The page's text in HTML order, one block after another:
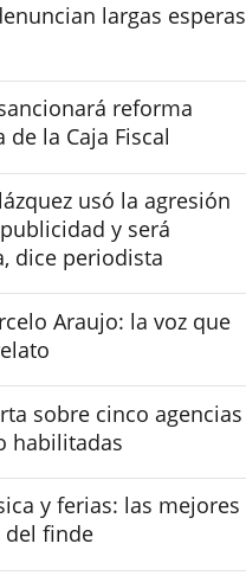
largas esperas
reforma
la Caja Fiscal
usó la agresión
y será
dice periodista
Araujo: la voz que
sobre cinco agencias
habilitadas
y ferias: las mejores
del finde